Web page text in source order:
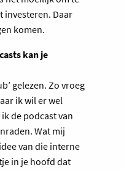
investeren. Daar
komen.
kan je
gelezen. Zo vroeg
ik wil er wel
de podcast van
Wat mij
van die interne
in je hoofd dat